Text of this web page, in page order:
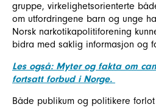
gruppe, virkelighetsorienterte
om utfordringene barn og unge
Norsk narkotikapolitiforening
bidra med saklig informasjon og
Les også: Myter og fakta om
fortsatt forbud i Norge.
Både publikum og politikere